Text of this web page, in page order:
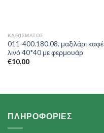
ΚΑΘΊΣΜΑΤΟΣ
011-400.180.08. μαξιλάρι καφέ
λινό 40*40 με φερμουάρ
€10.00
ΠΛΗΡΟΦΟΡΙΕΣ